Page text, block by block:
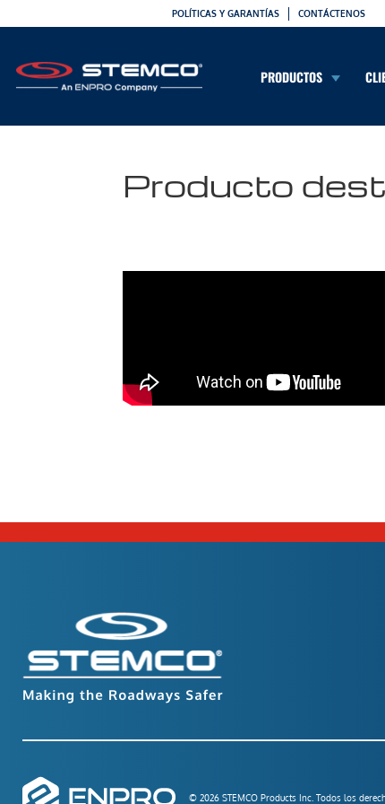
POLÍTICAS Y GARANTÍAS CONTÁCTENOS
PRODUCTOS
Producto
© 2026 STEMCO Products Inc. Todos los